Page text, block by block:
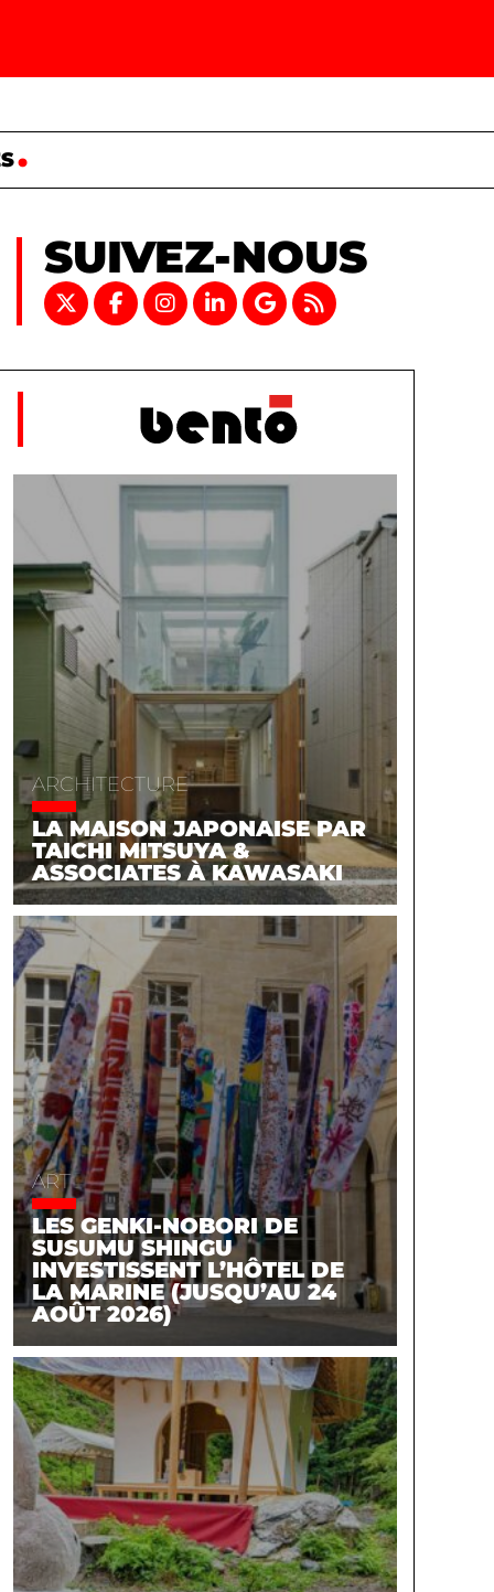
SUIVEZ-NOUS
ARCHITECTURE
LA MAISON JAPONAISE PAR
TAICHI MITSUYA &
ASSOCIATES À KAWASAKI
ART
LES GENKI-NOBORI DE
SUSUMU SHINGU
INVESTISSENT L’HÔTEL DE
LA MARINE (JUSQU’AU 24
AOÛT 2026)